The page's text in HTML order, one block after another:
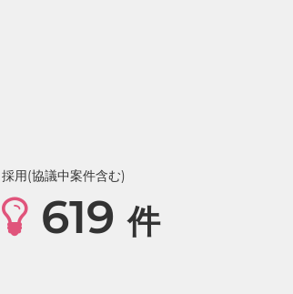
採用(協議中案件含む)
619件